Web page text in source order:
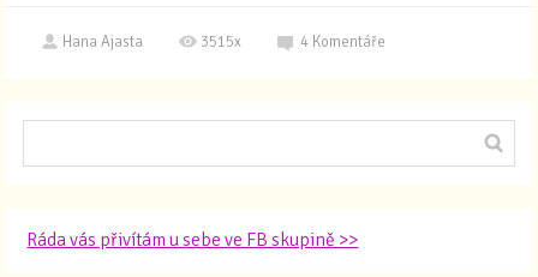
Hana Ajasta 3515x 4 Komentáře
Ráda vás přivítám u sebe ve FB skupině >>